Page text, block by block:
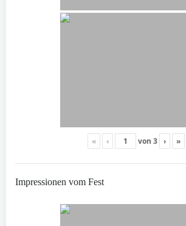
« ‹ von 3 › »
Impressionen vom Fest